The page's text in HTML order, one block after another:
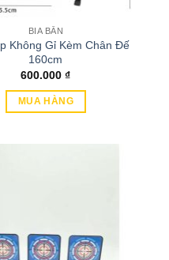
BIA BẮN
Không Gỉ Kèm Chân Đế
160cm
600.000₫
MUA HÀNG